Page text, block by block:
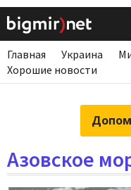
Главная Украина
Хорошие новости
Азовское